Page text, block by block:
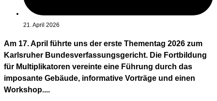
21. April 2026
Am 17. April führte uns der erste Thementag 2026 zum
Karlsruher Bundesverfassungsgericht. Die Fortbildung
für Multiplikatoren vereinte eine Führung durch das
imposante Gebäude, informative Vorträge und einen
Workshop....